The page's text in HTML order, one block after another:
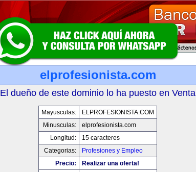
elprofesionista.com
El dueño de este dominio lo ha puesto en Venta
Mayusculas:
ELPROFESIONISTA.COM
Minusculas:
elprofesionista.com
Longitud:
15 caracteres
Categorias:
Profesiones y Empleo
Precio:
Realizar una oferta!